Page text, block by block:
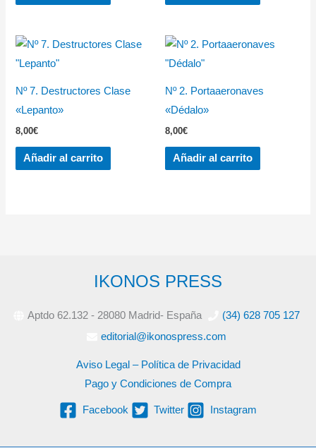
Nº 7. Destructores Clase
«Lepanto»
8,00€
Añadir al carrito
Nº 2. Portaaeronaves
«Dédalo»
8,00€
Añadir al carrito
IKONOS PRESS
Aptdo 62.132 - 28080 Madrid- España
(34) 628 705 127
editorial@ikonospress.com
Aviso Legal – Política de Privacidad
Pago y Condiciones de Compra
Facebook Twitter Instagram